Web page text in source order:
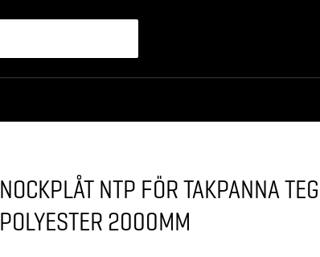
NOCKPLÅT NTP FÖR TAKPANNA
POLYESTER 2000MM